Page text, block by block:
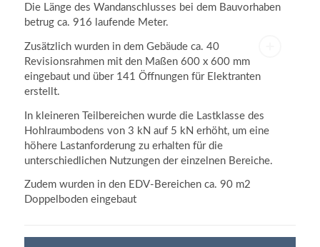
Die Länge des Wandanschlusses bei dem Bauvorhaben
betrug ca. 916 laufende Meter.
Zusätzlich wurden in dem Gebäude ca. 40
Revisionsrahmen mit den Maßen 600 x 600 mm
eingebaut und über 141 Öffnungen für Elektranten
erstellt.
In kleineren Teilbereichen wurde die Lastklasse des
Hohlraumbodens von 3 kN auf 5 kN erhöht, um eine
höhere Lastanforderung zu erhalten für die
unterschiedlichen Nutzungen der einzelnen Bereiche.
Zudem wurden in den EDV-Bereichen ca. 90 m2
Doppelboden eingebaut